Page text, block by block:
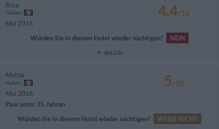
Rosa
Italien
Mai 2016
4.4/10
Würden Sie in diesem Hotel wieder nächtigen?
NEIN
details
Mattia
Italien
Mai 2016
Paar unter 35 Jahren
5/10
Würden Sie in diesem Hotel wieder nächtigen?
WEISS NICHT